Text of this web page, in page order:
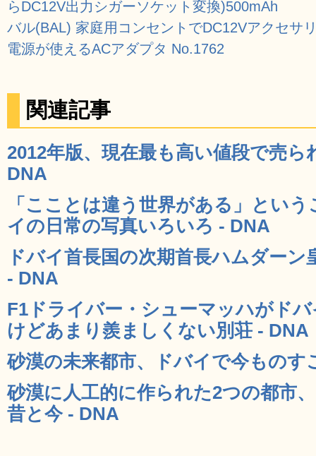
らDC12V出力シガーソケット変換)500mAh
バル(BAL) 家庭用コンセントでDC12Vアクセサ
電源が使えるACアダプタ No.1762
関連記事
2012年版、現在最も高い値段で売
DNA
「こことは違う世界がある」とい
イの日常の写真いろいろ - DNA
ドバイ首長国の次期首長ハムダー
- DNA
F1ドライバー・シューマッハがド
けどあまり羨ましくない別荘 - DNA
砂漠の未来都市、ドバイで今ものす
砂漠に人工的に作られた2つの都市
昔と今 - DNA